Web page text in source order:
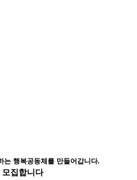
는 행복공동체를 만들어갑니다.
집합니다